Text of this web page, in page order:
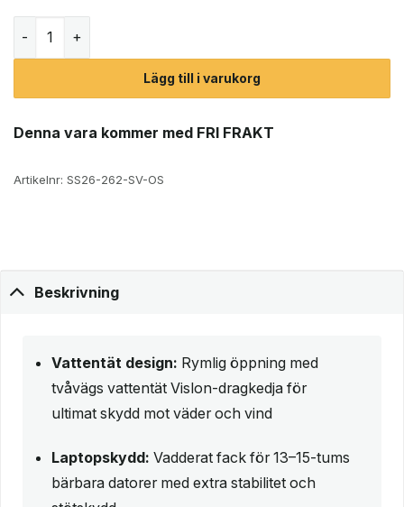
Lägg till i varukorg
Denna vara kommer med FRI FRAKT
Artikelnr: SS26-262-SV-OS
Beskrivning
Vattentät design: Rymlig öppning med
tvåvägs vattentät Vislon-dragkedja för
ultimat skydd mot väder och vind
Laptopskydd: Vadderat fack för 13–15-tums
bärbara datorer med extra stabilitet och